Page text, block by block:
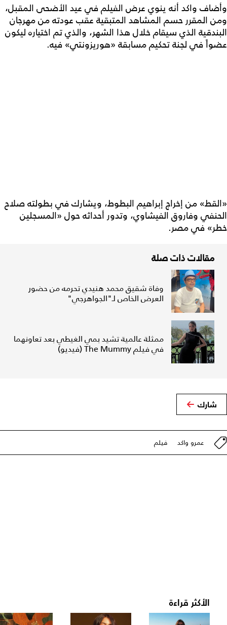
وأضاف واكد أنه ينوي عرض الفيلم في عيد الأضحى المقبل،
ومن المقرر حسم المشاهد المتبقية عقب عودته من مهرجان
البندقية الذي سيقام خلال هذا الشهر، والذي تم اختياره ليكون
عضواً في لجنة تحكيم مسابقة «هوريزونتي» فيه.
«القط» من إخراج إبراهيم البطوط، ويشارك في بطولته صلاح
الحنفي وفاروق الفيشاوي، وتدور أحداثه حول «المسجلين
خطر» في مصر.
مقالات ذات صلة
وفاة شقيق محمد هنيدي تحرمه من حضور
العرض الخاص لـ"الجواهرجي"
ممثلة عالمية تشيد بمي الغيطي بعد تعاونهما
في فيلم The Mummy (فيديو)
شارك
عمرو واكد فيلم
الأكثر قراءة